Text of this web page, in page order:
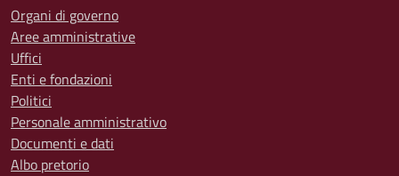
Organi di governo
Aree amministrative
Uffici
Enti e fondazioni
Politici
Personale amministrativo
Documenti e dati
Albo pretorio